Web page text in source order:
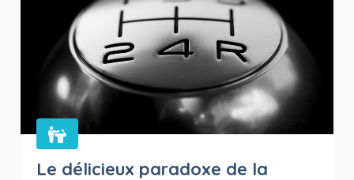
Le délicieux paradoxe de la